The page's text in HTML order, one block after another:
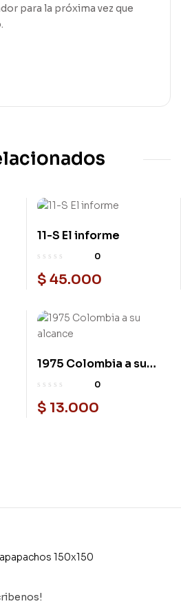
para la próxima vez que
11-S El informe
0
$ 45.000
1975 Colombia a su
alcance
0
$ 13.000